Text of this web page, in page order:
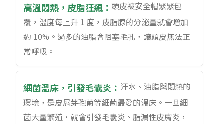
高溫悶熱，皮脂狂飆：頭皮被安全帽緊緊包
覆，溫度每上升 1 度，皮脂腺的分泌量就會增加
約 10%。過多的油脂會阻塞毛孔，讓頭皮無法正
常呼吸。
細菌溫床，引發毛囊炎： 汗水、油脂與悶熱的
環境，是皮屑芽孢菌等細菌最愛的溫床。一旦細
菌大量繁殖，就會引發毛囊炎、脂漏性皮膚炎，